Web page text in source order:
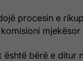
procesin e
është bërë e ditur